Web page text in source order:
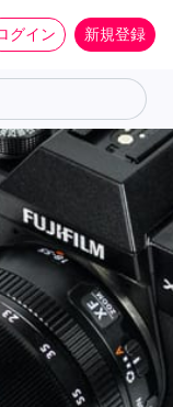
グイン 新規登録